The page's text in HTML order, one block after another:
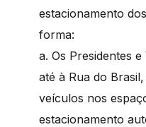
estacionamento
forma:
a. Os Presidentes
até à Rua do
veículos nos
estacionamento